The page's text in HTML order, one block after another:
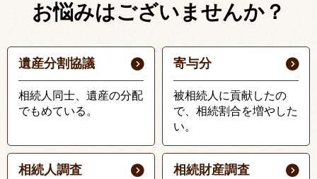
お悩みはございませんか？
遺産分割協議
相続人同士、遺産の分配
でもめている。
寄与分
被相続人に貢献したの
で、相続割合を増やした
い。
相続人調査 相続財産調査